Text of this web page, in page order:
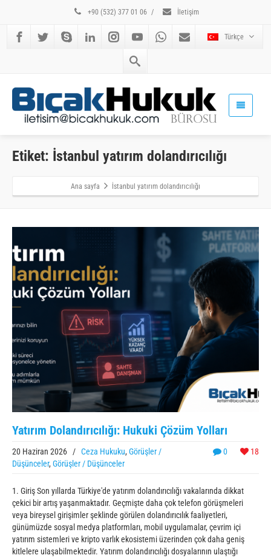
+90 (532) 377 01 06 / İletişim
Türkçe
Etiket: İstanbul yatırım dolandırıcılığı
Ana sayfa İstanbul yatırım dolandırıcılığı
Yatırım Dolandırıcılığı: Hukuki Çözüm Yolları
0 18
20 Haziran 2026 / Ceza Hukuku, Görüşler /
Düşünceler, Görüşler / Düşünceler
1. Giriş Son yıllarda Türkiye'de yatırım dolandırıcılığı vakalarında dikkat
çekici bir artış yaşanmaktadır. Geçmişte daha çok telefon görüşmeleri
veya bireysel girişimler şeklinde görülen dolandırıcılık faaliyetleri,
günümüzde sosyal medya platformları, mobil uygulamalar, çevrim içi
yatırım sistemleri ve kripto varlık ekosistemi üzerinden çok daha geniş
kitlelere ulaşabilmektedir. Yatırım dolandırıcılığı dosyalarının ulaştığı